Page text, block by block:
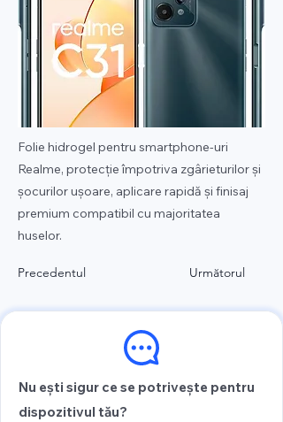
Folie hidrogel pentru smartphone-uri
Realme, protecție împotriva zgârieturilor și
șocurilor ușoare, aplicare rapidă și finisaj
premium compatibil cu majoritatea
huselor.
Precedentul Următorul
Nu ești sigur ce se potrivește pentru
dispozitivul tău?